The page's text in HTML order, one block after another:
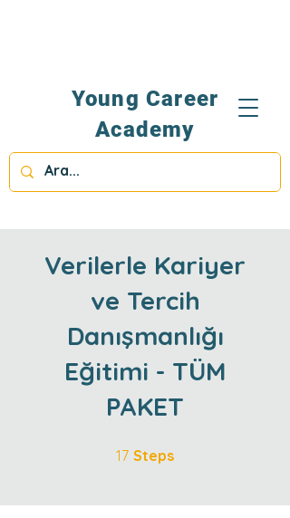
Young Career
Academy
Verilerle Kariyer
ve Tercih
Danışmanlığı
Eğitimi - TÜM
PAKET
17 Steps